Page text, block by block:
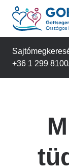
Ugrás
tartalomra
+36 1 299